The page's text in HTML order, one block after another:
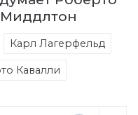
Миддлтон
Карл Лагерфельд
Кавалли